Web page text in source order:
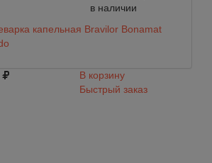
в наличии
капельная Bravilor Bonamat
В корзину
Быстрый заказ